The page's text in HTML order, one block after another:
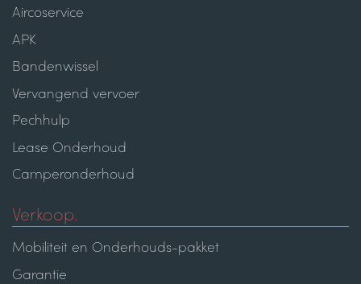
Aircoservice
APK
Bandenwissel
Vervangend vervoer
Pechhulp
Lease Onderhoud
Camperonderhoud
Verkoop.
Mobiliteit en Onderhouds-pakket
Garantie